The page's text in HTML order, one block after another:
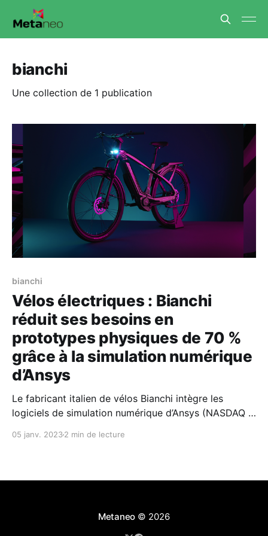
bianchi
Une collection de 1 publication
bianchi
Vélos électriques : Bianchi
réduit ses besoins en
prototypes physiques de 70 %
grâce à la simulation numérique
d’Ansys
Le fabricant italien de vélos Bianchi intègre les
logiciels de simulation numérique d’Ansys (NASDAQ :
route classiques et électriques. Ces solutions lui
05 janv. 20232 min de lecture
Metaneo © 2026